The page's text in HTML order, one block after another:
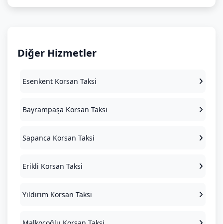
Diğer Hizmetler
Esenkent Korsan Taksi
Bayrampaşa Korsan Taksi
Sapanca Korsan Taksi
Erikli Korsan Taksi
Yıldırım Korsan Taksi